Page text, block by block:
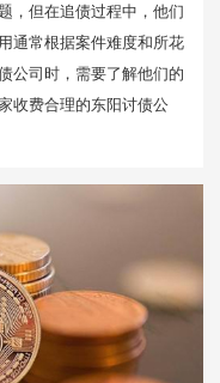
，但在追债过程中，他们
通常根据案件难度和所花
公司时，需要了解他们的
收费合理的东阳讨债公